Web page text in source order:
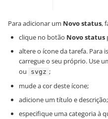
Para adicionar um Novo status,
clique no botão Novo status
altere o ícone da tarefa. Para
carregue o seu próprio. Use
ou svgz ;
mude a cor deste ícone;
adicione um título e descrição;
especifique uma categoria à